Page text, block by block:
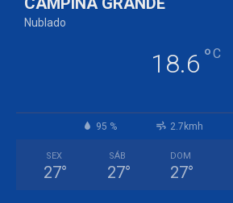
Nublado
18.6 °C
95 % 2.7kmh
SEX
27°
SÁB
27°
DOM
27°